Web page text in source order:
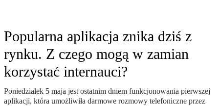
Popularna aplikacja znika dziś z
rynku. Z czego mogą w zamian
korzystać internauci?
Poniedziałek 5 maja jest ostatnim dniem funkcjonowania pierwszej
aplikacji, która umożliwiła darmowe rozmowy telefoniczne przez